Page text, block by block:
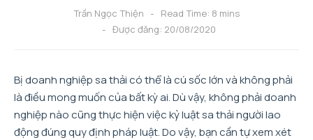
Trần Ngọc Thiện
Read Time: 8 mins
Được đăng: 20/08/2020
Bị doanh nghiệp sa thải có thể là cú sốc lớn và không phải
là điều mong muốn của bất kỳ ai. Dù vậy, không phải doanh
nghiệp nào cũng thực hiện việc kỷ luật sa thải người lao
động đúng quy định pháp luật. Do vậy, bạn cần tự xem xét